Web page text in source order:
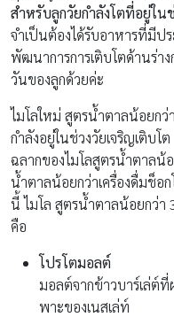
สำหรับลูกวัยกำลังโตที่อยู่ใน
จำเป็นต้องได้รับอาหารที่มีป
พัฒนาการการเติบโตด้านร่า
วันของลูกด้วยค่ะ
ไมโลใหม่ สูตรน้ำตาลน้อยกว่
กำลังอยู่ในช่วงวัยเจริญเติบ
ฉลากของไมโลสูตรน้ำตาลน้
น้ำตาลน้อยกว่าเครื่องดื่มช็อ
นี้ ไมโล สูตรน้ำตาลน้อยกว่
คือ
โปรโตมอลต์
มอลต์จากข้าวบาร์เล่ต์
พาะของเนสเล่ท์